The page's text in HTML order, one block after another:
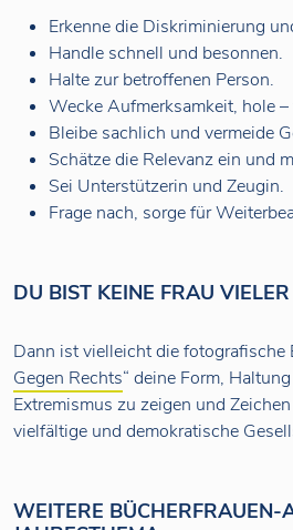
Erkenne die Diskriminierung
Handle schnell und besonnen.
Halte zur betroffenen Person.
Wecke Aufmerksamkeit, hole
Bleibe sachlich und vermeide
Schätze die Relevanz ein und
Sei Unterstützerin und Zeugin.
Frage nach, sorge für
DU BIST KEINE FRAU
Dann ist vielleicht die fotografische
Gegen Rechts“ deine Form,
Extremismus zu zeigen und
vielfältige und demokratische
WEITERE BÜCHERFRAUEN-